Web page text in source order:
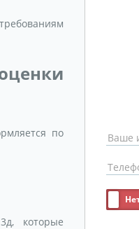
по
которые